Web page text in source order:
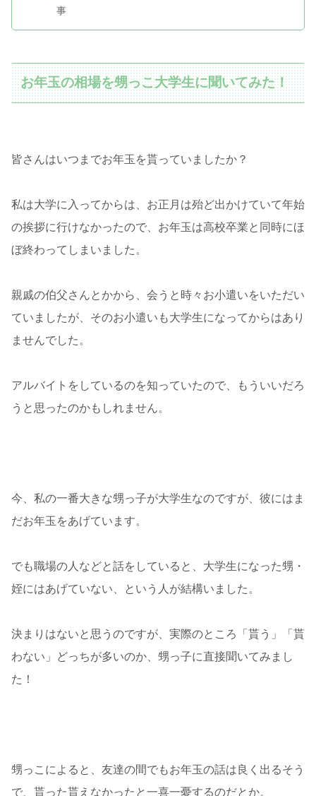
事
お年玉の相場を甥っこ大学生に聞いてみた！
皆さんはいつまでお年玉を貰っていましたか？
私は大学に入ってからは、お正月は殆ど出かけていて年始
の挨拶に行けなかったので、お年玉は高校卒業と同時にほ
ぼ終わってしまいました。
親戚の伯父さんとかから、会うと時々お小遣いをいただい
ていましたが、そのお小遣いも大学生になってからはあり
ませんでした。
アルバイトをしているのを知っていたので、もういいだろ
うと思ったのかもしれません。
今、私の一番大きな甥っ子が大学生なのですが、彼にはま
だお年玉をあげています。
でも職場の人などと話をしていると、大学生になった甥・
姪にはあげていない、という人が結構いました。
決まりはないと思うのですが、実際のところ「貰う」「貰
わない」どっちが多いのか、甥っ子に直接聞いてみまし
た！
甥っこによると、友達の間でもお年玉の話は良く出るそう
で、貰った貰えなかったと一喜一憂するのだとか。